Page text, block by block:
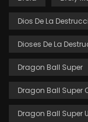
Dios De La
Dioses De La
Dragon Ball Super
Dragon Ball Super
Dragon Ball Super